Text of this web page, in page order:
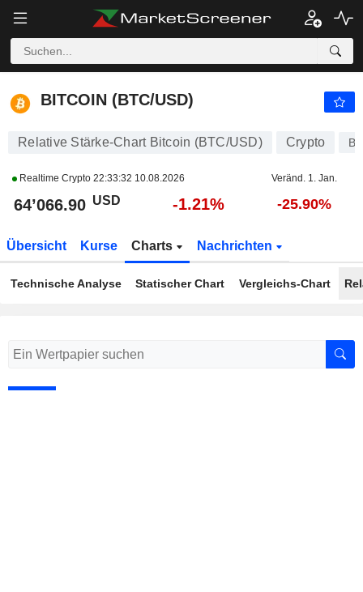
BITCOIN (BTC/USD)
BITCOIN (BTC/USD)
Relative Stärke-Chart Bitcoin (BTC/USD) Crypto
Realtime Crypto 22:33:32 10.08.2026 Veränd. 1. Jan.
64’066.90 USD -1.21% -25.90%
Übersicht Kurse Charts Nachrichten
Technische Analyse Statischer Chart Vergleichs-Chart